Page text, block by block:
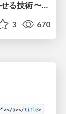
Laravel Boostに学ぶ、AIにPHPを書かせる技術 〜OSSの実装から蒸留するエージェント制御の王道〜
3 670